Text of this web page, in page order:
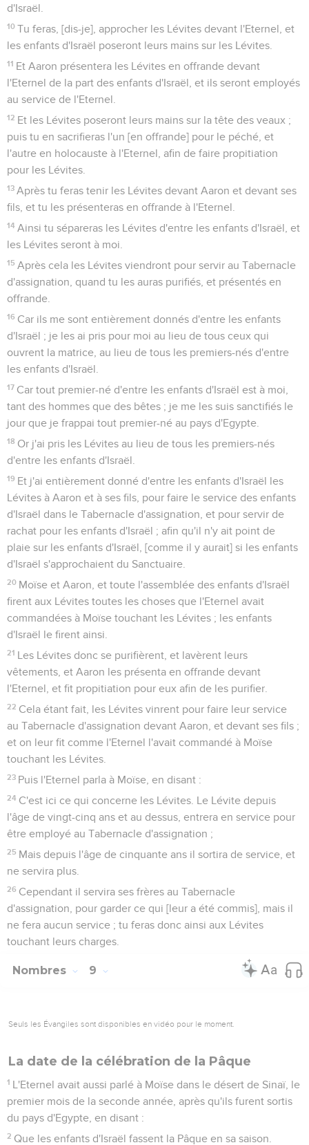
d'Israël.
10 Tu feras, [dis-je], approcher les Lévites devant l'Eternel, et
les enfants d'Israël poseront leurs mains sur les Lévites.
11 Et Aaron présentera les Lévites en offrande devant
l'Eternel de la part des enfants d'Israël, et ils seront employés
au service de l'Eternel.
12 Et les Lévites poseront leurs mains sur la tête des veaux ;
puis tu en sacrifieras l'un [en offrande] pour le péché, et
l'autre en holocauste à l'Eternel, afin de faire propitiation
pour les Lévites.
13 Après tu feras tenir les Lévites devant Aaron et devant ses
fils, et tu les présenteras en offrande à l'Eternel.
14 Ainsi tu sépareras les Lévites d'entre les enfants d'Israël, et
les Lévites seront à moi.
15 Après cela les Lévites viendront pour servir au Tabernacle
d'assignation, quand tu les auras purifiés, et présentés en
offrande.
16 Car ils me sont entièrement donnés d'entre les enfants
d'Israël ; je les ai pris pour moi au lieu de tous ceux qui
ouvrent la matrice, au lieu de tous les premiers-nés d'entre
les enfants d'Israël.
17 Car tout premier-né d'entre les enfants d'Israël est à moi,
tant des hommes que des bêtes ; je me les suis sanctifiés le
jour que je frappai tout premier-né au pays d'Egypte.
18 Or j'ai pris les Lévites au lieu de tous les premiers-nés
d'entre les enfants d'Israël.
19 Et j'ai entièrement donné d'entre les enfants d'Israël les
Lévites à Aaron et à ses fils, pour faire le service des enfants
d'Israël dans le Tabernacle d'assignation, et pour servir de
rachat pour les enfants d'Israël ; afin qu'il n'y ait point de
plaie sur les enfants d'Israël, [comme il y aurait] si les enfants
d'Israël s'approchaient du Sanctuaire.
20 Moïse et Aaron, et toute l'assemblée des enfants d'Israël
firent aux Lévites toutes les choses que l'Eternel avait
commandées à Moïse touchant les Lévites ; les enfants
d'Israël le firent ainsi.
21 Les Lévites donc se purifièrent, et lavèrent leurs
vêtements, et Aaron les présenta en offrande devant
l'Eternel, et fit propitiation pour eux afin de les purifier.
22 Cela étant fait, les Lévites vinrent pour faire leur service
au Tabernacle d'assignation devant Aaron, et devant ses fils ;
et on leur fit comme l'Eternel l'avait commandé à Moïse
touchant les Lévites.
23 Puis l'Eternel parla à Moïse, en disant :
24 C'est ici ce qui concerne les Lévites. Le Lévite depuis
l'âge de vingt-cinq ans et au dessus, entrera en service pour
être employé au Tabernacle d'assignation ;
25 Mais depuis l'âge de cinquante ans il sortira de service, et
ne servira plus.
26 Cependant il servira ses frères au Tabernacle
d'assignation, pour garder ce qui [leur a été commis], mais il
ne fera aucun service ; tu feras donc ainsi aux Lévites
touchant leurs charges.
Nombres 9
Seuls les Évangiles sont disponibles en vidéo pour le moment.
La date de la célébration de la Pâque
1 L'Eternel avait aussi parlé à Moïse dans le désert de Sinaï, le
premier mois de la seconde année, après qu'ils furent sortis
du pays d'Egypte, en disant :
2 Que les enfants d'Israël fassent la Pâque en sa saison.